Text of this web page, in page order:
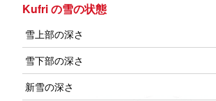
Kufri の雪の状態
雪上部の深さ
雪下部の深さ
新雪の深さ